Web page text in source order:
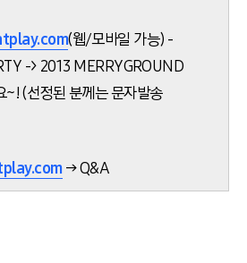
(웹/모바일 가능) -
-> 2013 MERRYGROUND
~! (선정된 분께는 문자발송
→ Q&A